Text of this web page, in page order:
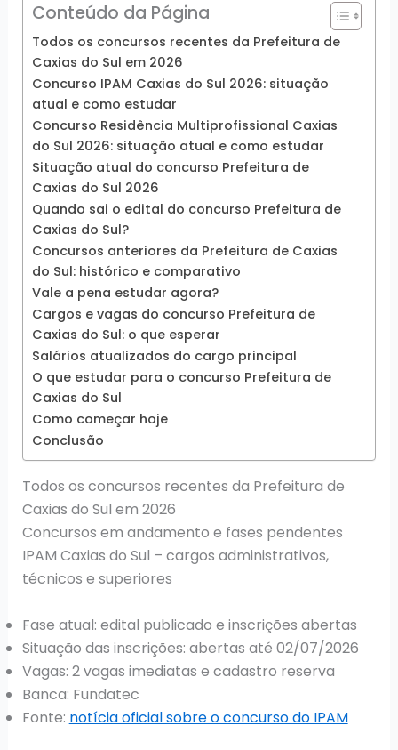
Conteúdo da Página
Todos os concursos recentes da Prefeitura de
Caxias do Sul em 2026
Concurso IPAM Caxias do Sul 2026: situação
atual e como estudar
Concurso Residência Multiprofissional Caxias
do Sul 2026: situação atual e como estudar
Situação atual do concurso Prefeitura de
Caxias do Sul 2026
Quando sai o edital do concurso Prefeitura de
Caxias do Sul?
Concursos anteriores da Prefeitura de Caxias
do Sul: histórico e comparativo
Vale a pena estudar agora?
Cargos e vagas do concurso Prefeitura de
Caxias do Sul: o que esperar
Salários atualizados do cargo principal
O que estudar para o concurso Prefeitura de
Caxias do Sul
Como começar hoje
Conclusão
Todos os concursos recentes da Prefeitura de
Caxias do Sul em 2026
Concursos em andamento e fases pendentes
IPAM Caxias do Sul – cargos administrativos,
técnicos e superiores
Fase atual: edital publicado e inscrições abertas
Situação das inscrições: abertas até 02/07/2026
Vagas: 2 vagas imediatas e cadastro reserva
Banca: Fundatec
Fonte: notícia oficial sobre o concurso do IPAM